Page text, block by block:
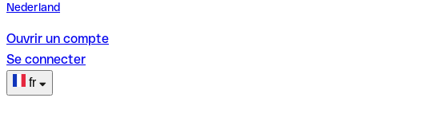
Nederland
Ouvrir un compte
Se connecter
fr